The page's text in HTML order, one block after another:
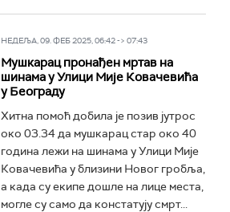
НЕДЕЉА, 09. ФЕБ 2025, 06:42 -> 07:43
Мушкарац пронађен мртав на
шинама у Улици Мије Ковачевића
у Београду
Хитна помоћ добила је позив јутрос
око 03.34 да мушкарац стар око 40
година лежи на шинама у Улици Мије
Ковачевића у близини Новог гробља,
а када су екипе дошле на лице места,
могле су само да констатују смрт...